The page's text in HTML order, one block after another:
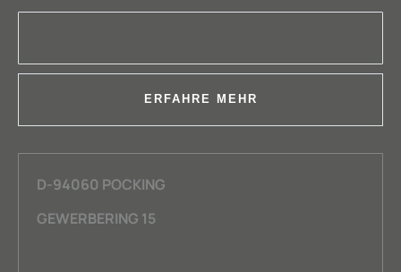
ERFAHRE MEHR
D-94060 POCKING
GEWERBERING 15